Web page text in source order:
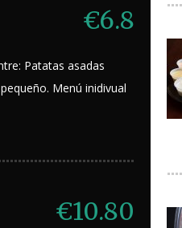
€6.8
Patatas asadas
Menú inidivual
€10.80